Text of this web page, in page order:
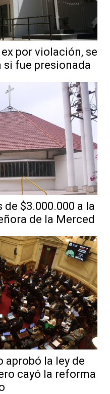
por violación, se
fue presionada
de $3.000.000 a la
de la Merced
aprobó la ley de
cayó la reforma